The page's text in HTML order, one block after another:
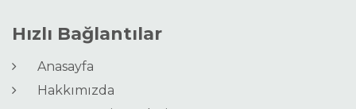
Hızlı Bağlantılar
Anasayfa
Hakkımızda